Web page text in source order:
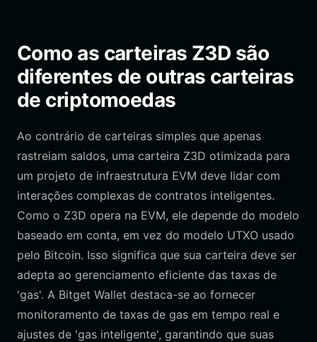
Como as carteiras Z3D são
diferentes de outras carteiras
de criptomoedas
Ao contrário de carteiras simples que apenas
rastreiam saldos, uma carteira Z3D otimizada para
um projeto de infraestrutura EVM deve lidar com
interações complexas de contratos inteligentes.
Como o Z3D opera na EVM, ele depende do modelo
baseado em conta, em vez do modelo UTXO usado
pelo Bitcoin. Isso significa que sua carteira deve ser
adepta ao gerenciamento eficiente das taxas de
'gas'. A Bitget Wallet destaca-se ao fornecer
monitoramento de taxas de gas em tempo real e
ajustes de 'gas inteligente', garantindo que suas